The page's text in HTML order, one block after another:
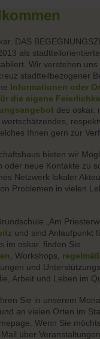
DAS
als
Wir verstehen uns
stadtteilbezogener
Informationen oder
die eigene
des oskar.
Ihnen gern zur
bieten wir
oder neue Kontakte zu
Netzwerk lokaler
Problemen in vielen
„Am
und sind Anlaufpunkt
im oskar. finden Sie
, Workshops,
und
Arbeit und Leben im
Sie in unserem
an vielen Orten im
Wenn Sie
über